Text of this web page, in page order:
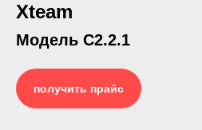
Xteam
Модель С2.2.1
получить прайс